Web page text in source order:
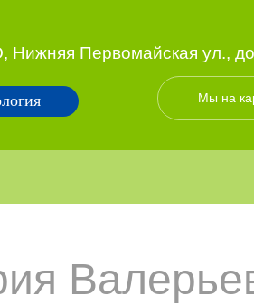
Нижняя Первомайская ул.,
Мы на